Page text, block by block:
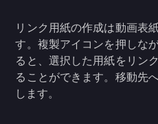
リンク用紙の作成は動画表
す。複製アイコンを押しな
ると、選択した用紙をリン
ることができます。移動先
します。